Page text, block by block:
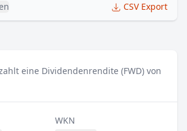
CSV Export
eine Dividendenrendite (FWD) von
WKN